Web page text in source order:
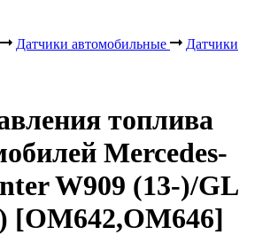
Датчики автомобильные
Датчики
топлива
Mercedes-
W909 (13-)/GL
[OM642,OM646]